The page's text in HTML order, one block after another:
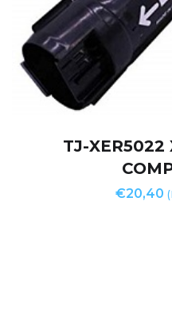
TJ-XER5022
€20,40